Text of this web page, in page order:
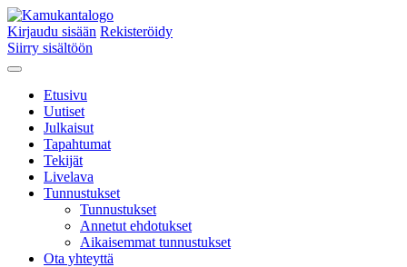
Kirjaudu sisään Rekisteröidy
Siirry sisältöön
Etusivu
Uutiset
Julkaisut
Tapahtumat
Tekijät
Livelava
Tunnustukset
Tunnustukset
Annetut ehdotukset
Aikaisemmat tunnustukset
Ota yhteyttä